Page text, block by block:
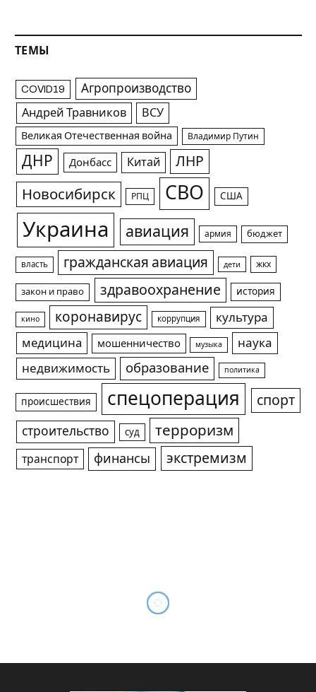
ТЕМЫ
COVID19 Агропроизводство
Андрей Травников ВСУ
Великая Отечественная война Владимир Путин
ДНР Донбасс Китай ЛНР
Новосибирск РПЦ СВО США
Украина авиация армия бюджет
власть гражданская авиация дети жкх
закон и право здравоохранение история
кино коронавирус коррупция
культура
медицина
мошенничество музыка
наука
недвижимость
образование политика
происшествия спецоперация спорт
строительство суд терроризм
транспорт финансы экстремизм